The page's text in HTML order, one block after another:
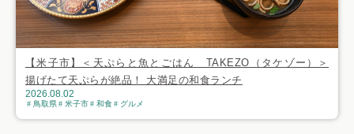
【米子市】＜天ぷらと魚とごはん TAKEZO（タケゾー）＞
揚げたて天ぷらが絶品！ 大満足の和食ランチ
2026.08.02
鳥取県 米子市 和食 グルメ